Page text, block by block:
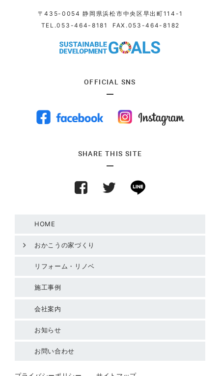
〒435-0054 静岡県浜松市中央区早出町114-1
TEL.053-464-8181 FAX.053-464-8182
OFFICIAL SNS
SHARE THIS SITE
HOME
おかこうの家づくり
リフォーム・リノベ
施工事例
会社案内
お知らせ
お問い合わせ